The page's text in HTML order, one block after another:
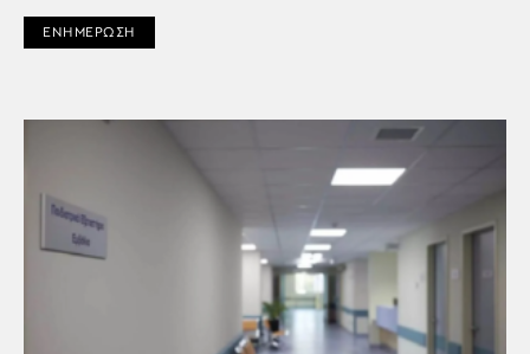
ΕΝΗΜΕΡΩΣΗ